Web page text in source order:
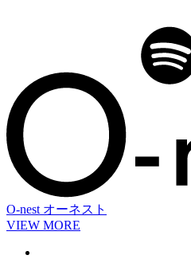
O-nest オーネスト
VIEW MORE